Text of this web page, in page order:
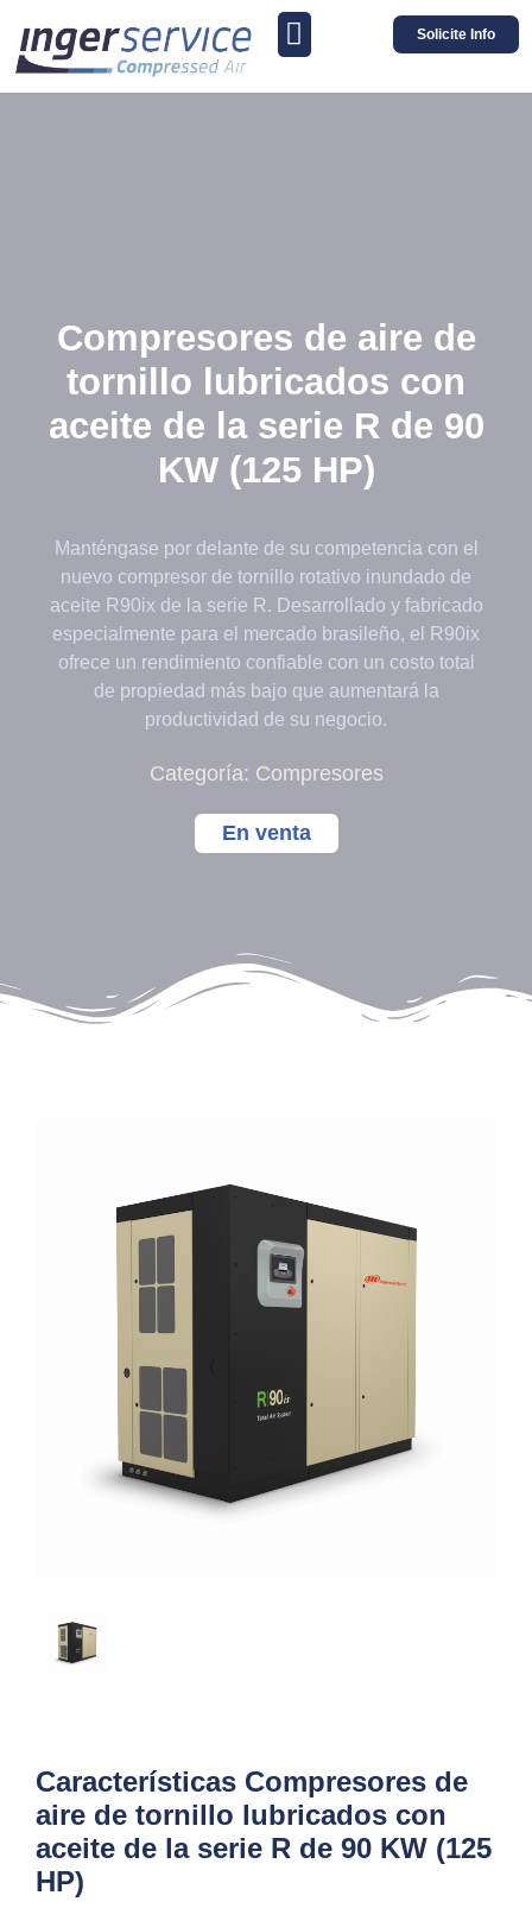
Solicite Info
Compresores de aire de
tornillo lubricados con
aceite de la serie R de 90
KW (125 HP)
Manténgase por delante de su competencia con el
nuevo compresor de tornillo rotativo inundado de
aceite R90ix de la serie R. Desarrollado y fabricado
especialmente para el mercado brasileño, el R90ix
ofrece un rendimiento confiable con un costo total
de propiedad más bajo que aumentará la
productividad de su negocio.
Categoría: Compresores
En venta
Características Compresores de
aire de tornillo lubricados con
aceite de la serie R de 90 KW (125
HP)